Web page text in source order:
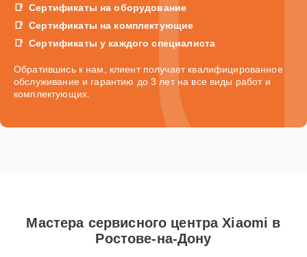
Сертификаты на оборудование
Сертификаты на комплектующие
Сертификаты у каждого специалиста
Обратившись к нам, клиент получает квалифицированное
обслуживание и гарантию до 3 лет на все виды работ и
комплектующих.
Мастера сервисного центра Xiaomi в
Ростове-на-Дону